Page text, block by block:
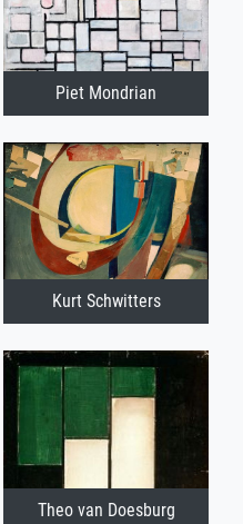
Piet Mondrian
Kurt Schwitters
Theo van Doesburg